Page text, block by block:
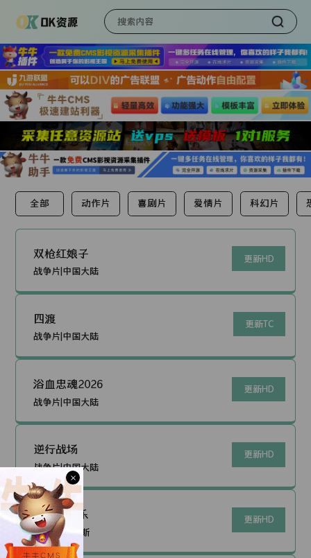
全部 动作片 喜剧片 爱情片 科幻片
双枪红娘子
战争片|中国大陆
更新HD
四渡
战争片|中国大陆
更新TC
浴血忠魂2026
战争片|中国大陆
更新HD
逆行战场
战争片|中国大陆
更新HD
战争与音乐
战争片|俄罗斯
更新HD
×